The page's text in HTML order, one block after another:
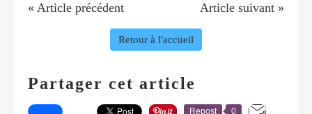
« Article précédent Article suivant »
Retour à l'accueil
Partager cet article
Repost 0